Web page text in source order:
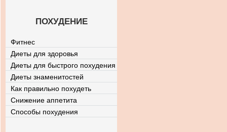
ПОХУДЕНИЕ
Фитнес
Диеты для здоровья
Диеты для быстрого похудения
Диеты знаменитостей
Как правильно похудеть
Снижение аппетита
Способы похудения